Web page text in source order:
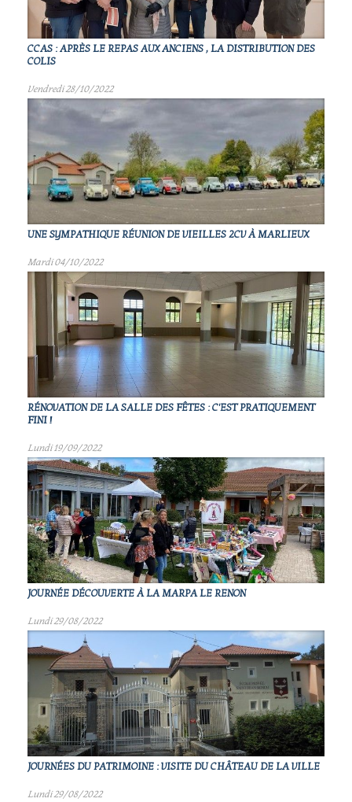
CCAS : APRÈS LE REPAS AUX ANCIENS , LA DISTRIBUTION DES
COLIS
Vendredi 28/10/2022
UNE SYMPATHIQUE RÉUNION DE VIEILLES 2CV À MARLIEUX
Mardi 04/10/2022
RÉNOVATION DE LA SALLE DES FÊTES : C'EST PRATIQUEMENT
FINI !
Lundi 19/09/2022
JOURNÉE DÉCOUVERTE À LA MARPA LE RENON
Lundi 29/08/2022
JOURNÉES DU PATRIMOINE : VISITE DU CHÂTEAU DE LA VILLE
Lundi 29/08/2022